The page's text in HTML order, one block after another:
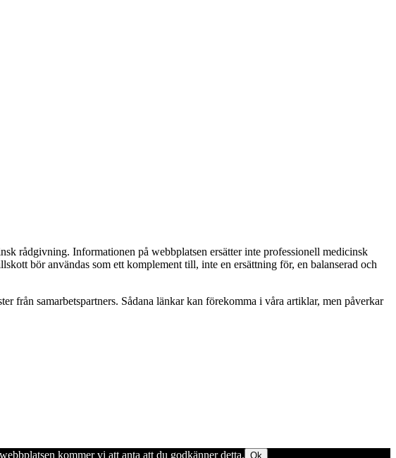
rådgivning. Informationen på webbplatsen ersätter inte professionell medicinsk
bör användas som ett komplement till, inte en ersättning för, en balanserad och
samarbetspartners. Sådana länkar kan förekomma i våra artiklar, men påverkar
kommer vi att anta att du godkänner detta. Ok